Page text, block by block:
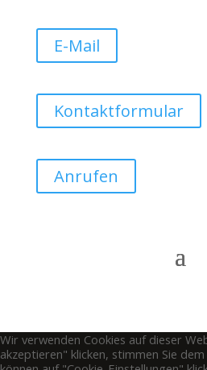
E-Mail
Kontaktformular
Anrufen
Wir verwenden Cookies auf dieser
akzeptieren" klicken, stimmen Sie